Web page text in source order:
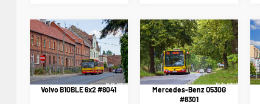
Volvo B10BLE 6x2 #8041
Mercedes-Benz O530G
#8301